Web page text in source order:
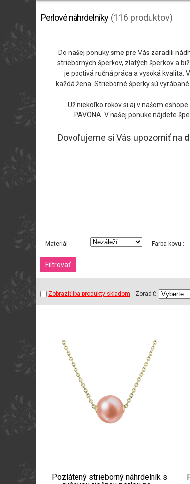
Perlové náhrdelníky (116 produktov)
Do našej ponuky sme pre Vás zaradili
strieborných šperkov, zlatých šperkov a
je poctivá ručná práca a vysoká kvalita.
každá žena. Strieborné šperky sú
Už niekoľko rokov si aj v našom eshope
PAVONA. V našej ponuke nájdete
Dovoľujeme si Vás upozorniť na
Materiál : Farba kovu :
Zobraziť iba produkty skladom Zoradiť:
Pozlátený strieborný náhrdelník s